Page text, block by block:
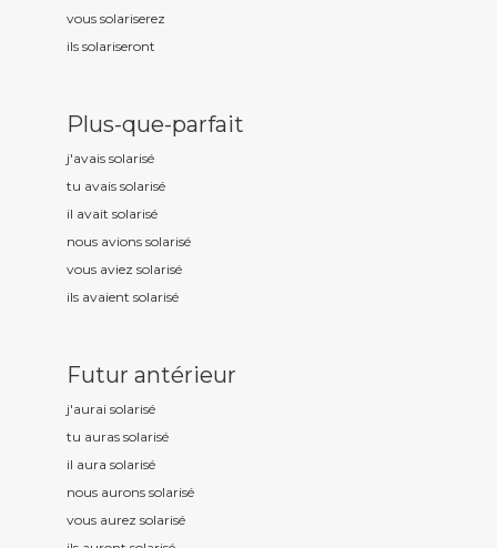
vous solariserez
ils solariseront
Plus-que-parfait
j'avais solarisé
tu avais solarisé
il avait solarisé
nous avions solarisé
vous aviez solarisé
ils avaient solarisé
Futur antérieur
j'aurai solarisé
tu auras solarisé
il aura solarisé
nous aurons solarisé
vous aurez solarisé